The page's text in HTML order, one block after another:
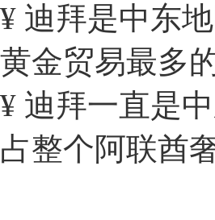
¥ 迪拜是中东
黄金贸易最多
¥ 迪拜一直是
占整个阿联酋